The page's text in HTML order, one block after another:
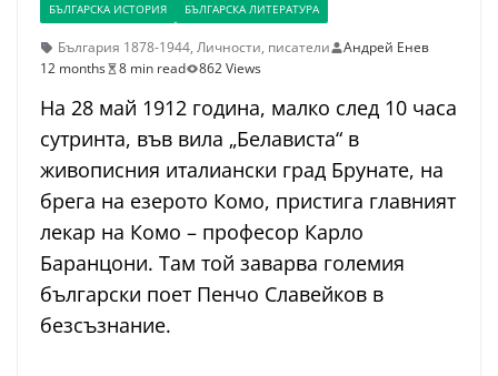
БЪЛГАРСКА ИСТОРИЯ БЪЛГАРСКА ЛИТЕРАТУРА
България 1878-1944, Личности, писатели
Андрей Енев
12 months
8 min read 862 Views
На 28 май 1912 година, малко след 10 часа
сутринта, във вила „Белависта“ в
живописния италиански град Брунате, на
брега на езерото Комо, пристига главният
лекар на Комо – професор Карло
Баранцони. Там той заварва големия
български поет Пенчо Славейков в
безсъзнание.